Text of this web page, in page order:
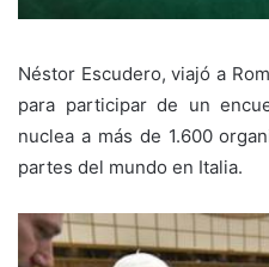
Néstor Escudero, viajó a
para participar de un
nuclea a más de 1.600
partes del mundo en Italia.